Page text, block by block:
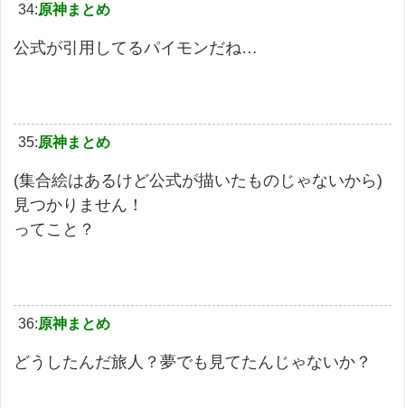
34:原神まとめ
公式が引用してるパイモンだね…
35:原神まとめ
(集合絵はあるけど公式が描いたものじゃないから)
見つかりません！
ってこと？
36:原神まとめ
どうしたんだ旅人？夢でも見てたんじゃないか？